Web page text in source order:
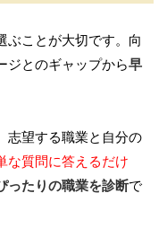
ぶことが大切です。向
ジとのギャップから早
志望する職業と自分の
な質問に答えるだけ
ったりの職業を診断で